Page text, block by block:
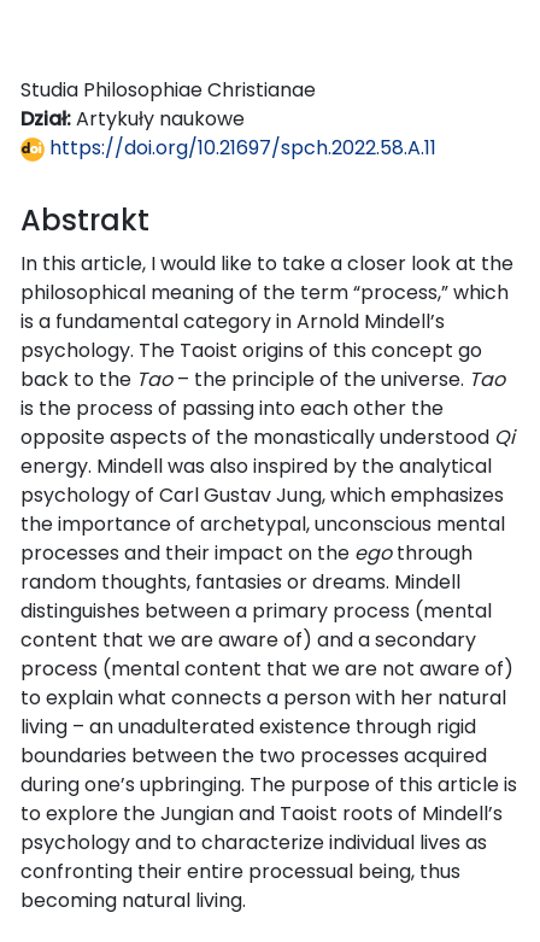
Studia Philosophiae Christianae
Dział:Artykuły naukowe
https://doi.org/10.21697/spch.2022.58.A.11
Abstrakt
In this article, I would like to take a closer look at the
philosophical meaning of the term “process,” which
is a fundamental category in Arnold Mindell’s
psychology. The Taoist origins of this concept go
back to the Tao– the principle of the universe. Tao
is the process of passing into each other the
opposite aspects of the monastically understood Qi
energy. Mindell was also inspired by the analytical
psychology of Carl Gustav Jung, which emphasizes
the importance of archetypal, unconscious mental
processes and their impact on the egothrough
random thoughts, fantasies or dreams. Mindell
distinguishes between a primary process (mental
content that we are aware of) and a secondary
process (mental content that we are not aware of)
to explain what connects a person with her natural
living – an unadulterated existence through rigid
boundaries between the two processes acquired
during one’s upbringing. The purpose of this article is
to explore the Jungian and Taoist roots of Mindell’s
psychology and to characterize individual lives as
confronting their entire processual being, thus
becoming natural living.